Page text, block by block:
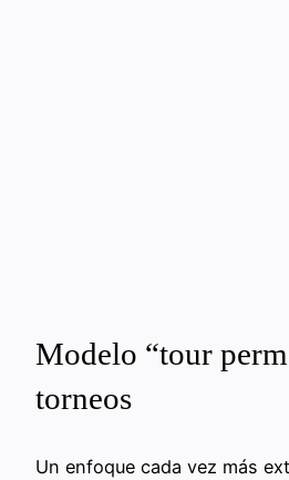
Modelo “tour
torneos
Un enfoque cada vez más